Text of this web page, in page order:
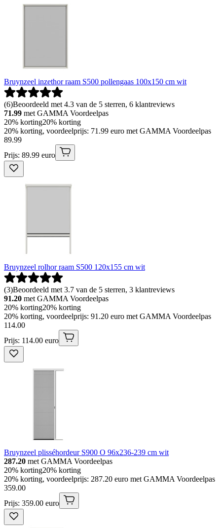
Bruynzeel inzethor raam S500 pollengaas 100x150 cm wit
(6)Beoordeeld met 4.3 van de 5 sterren, 6 klantreviews
71.99 met GAMMA Voordeelpas
20% korting20% korting
20% korting, voordeelprijs: 71.99 euro met GAMMA Voordeelpas
89.99
Prijs: 89.99 euro
Bruynzeel rolhor raam S500 120x155 cm wit
(3)Beoordeeld met 3.7 van de 5 sterren, 3 klantreviews
91.20 met GAMMA Voordeelpas
20% korting20% korting
20% korting, voordeelprijs: 91.20 euro met GAMMA Voordeelpas
114.00
Prijs: 114.00 euro
Bruynzeel plisséhordeur S900 O 96x236-239 cm wit
287.20 met GAMMA Voordeelpas
20% korting20% korting
20% korting, voordeelprijs: 287.20 euro met GAMMA Voordeelpas
359.00
Prijs: 359.00 euro